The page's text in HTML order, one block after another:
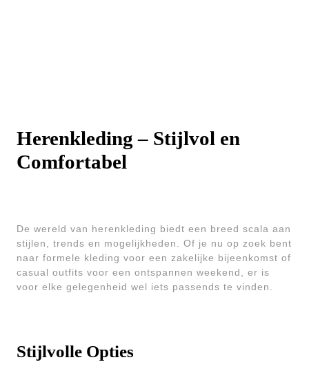
Herenkleding – Stijlvol en
Comfortabel
De wereld van herenkleding biedt een breed scala aan
stijlen, trends en mogelijkheden. Of je nu op zoek bent
naar formele kleding voor een zakelijke bijeenkomst of
casual outfits voor een ontspannen weekend, er is
voor elke gelegenheid wel iets passends te vinden.
Stijlvolle Opties